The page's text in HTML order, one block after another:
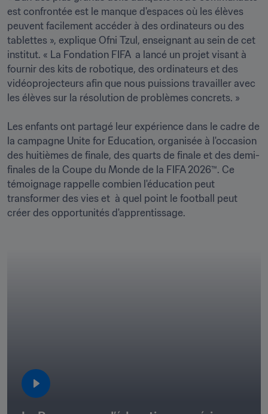
est confrontée est le manque d'espaces où les élèves
peuvent facilement accéder à des ordinateurs ou des
tablettes », explique Ofni Tzul, enseignant au sein de cet
institut. « La Fondation FIFA  a lancé un projet visant à
fournir des kits de robotique, des ordinateurs et des
vidéoprojecteurs afin que nous puissions travailler avec
les élèves sur la résolution de problèmes concrets. »
Les enfants ont partagé leur expérience dans le cadre de
la campagne Unite for Education, organisée à l'occasion
des huitièmes de finale, des quarts de finale et des demi-
finales de la Coupe du Monde de la FIFA 2026™. Ce
témoignage rappelle combien l'éducation peut
transformer des vies et  à quel point le football peut
créer des opportunités d'apprentissage.